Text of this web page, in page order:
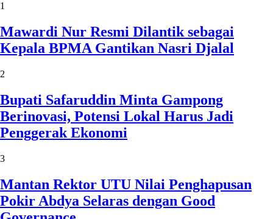
1
Mawardi Nur Resmi Dilantik sebagai
Kepala BPMA Gantikan Nasri Djalal
2
Bupati Safaruddin Minta Gampong
Berinovasi, Potensi Lokal Harus Jadi
Penggerak Ekonomi
3
Mantan Rektor UTU Nilai Penghapusan
Pokir Abdya Selaras dengan Good